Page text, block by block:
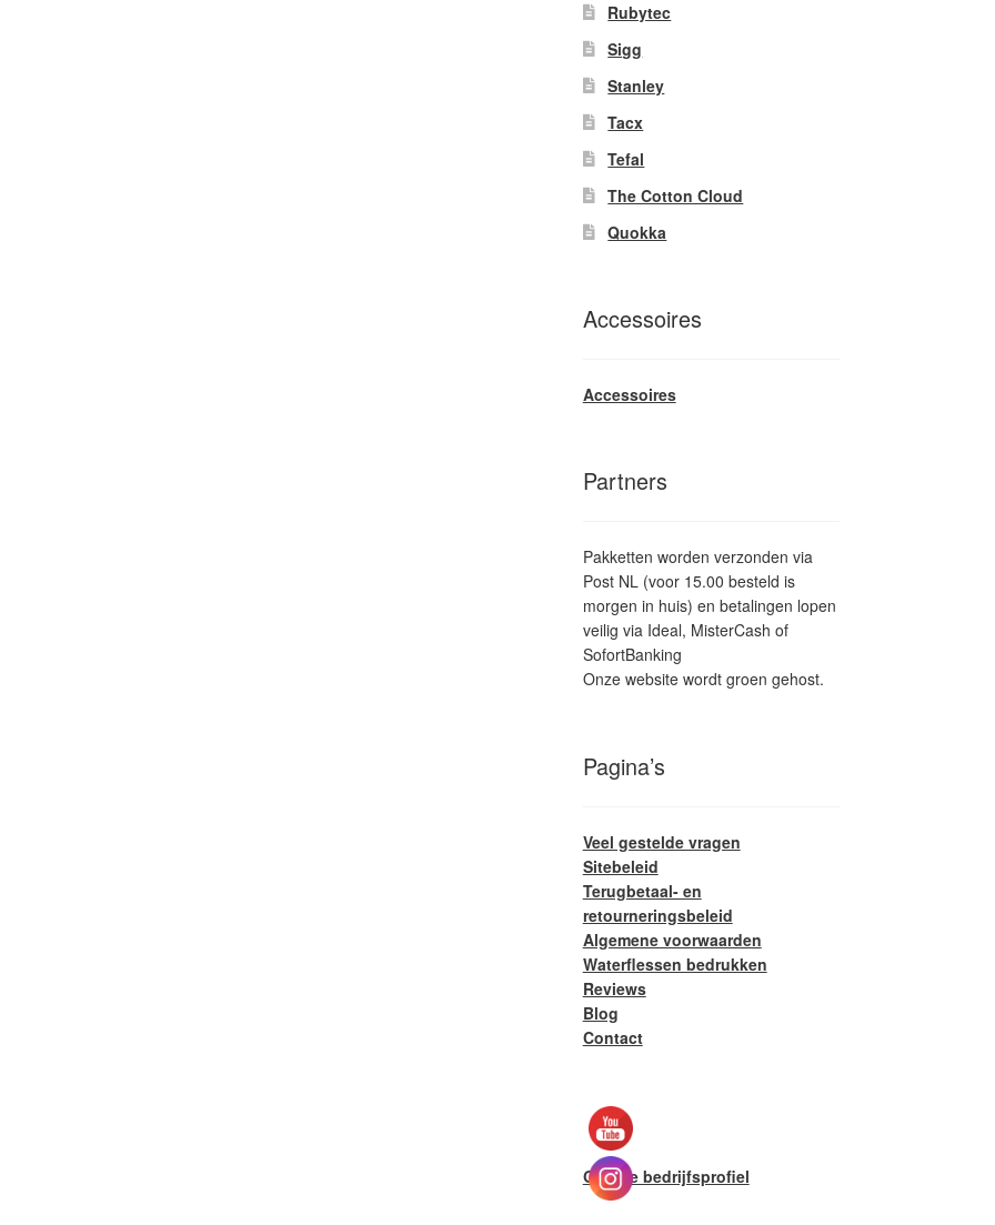
Rubytec
Sigg
Stanley
Tacx
Tefal
The Cotton Cloud
Quokka
Accessoires
Accessoires
Partners
Pakketten worden verzonden via
Post NL (voor 15.00 besteld is
morgen in huis) en betalingen lopen
veilig via Ideal, MisterCash of
SofortBanking
Onze website wordt groen gehost.
Pagina’s
Veel gestelde vragen
Sitebeleid
Terugbetaal- en
retourneringsbeleid
Algemene voorwaarden
Waterflessen bedrukken
Reviews
Blog
Contact
Google bedrijfsprofiel